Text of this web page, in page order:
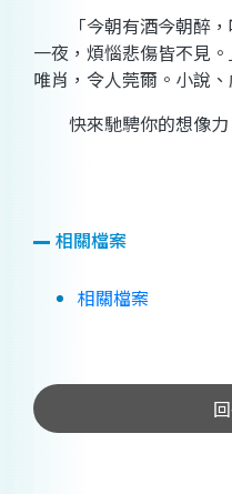
「今朝有酒今朝醉，
一夜，煩惱悲傷皆不見
唯肖，令人莞爾。小說
快來馳騁你的想像力
相關檔案
相關檔案